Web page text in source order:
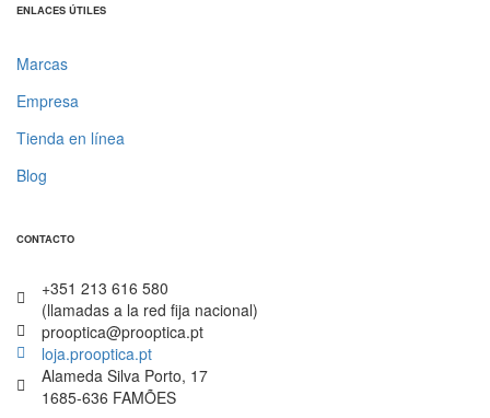
ENLACES ÚTILES
Marcas
Empresa
Tienda en línea
Blog
CONTACTO
+351 213 616 580
(llamadas a la red fija nacional)
prooptica@prooptica.pt
loja.prooptica.pt
Alameda Silva Porto, 17
1685-636 FAMÕES